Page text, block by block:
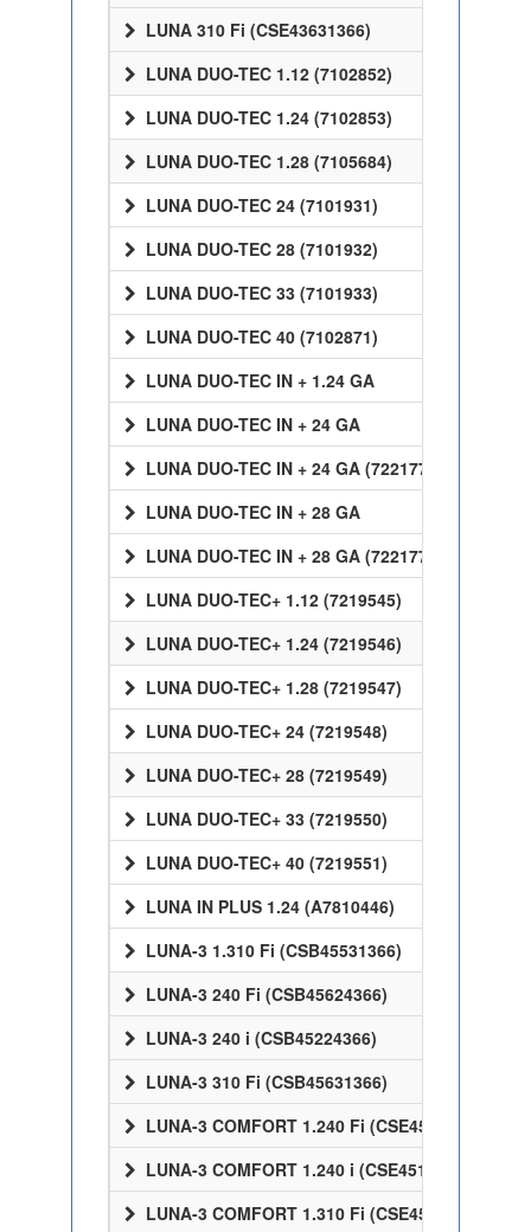
LUNA 310 Fi (CSE43631366)
LUNA DUO-TEC 1.12 (7102852)
LUNA DUO-TEC 1.24 (7102853)
LUNA DUO-TEC 1.28 (7105684)
LUNA DUO-TEC 24 (7101931)
LUNA DUO-TEC 28 (7101932)
LUNA DUO-TEC 33 (7101933)
LUNA DUO-TEC 40 (7102871)
LUNA DUO-TEC IN + 1.24 GA
LUNA DUO-TEC IN + 24 GA
LUNA DUO-TEC IN + 24 GA (7221770)
LUNA DUO-TEC IN + 28 GA
LUNA DUO-TEC IN + 28 GA (7221772)
LUNA DUO-TEC+ 1.12 (7219545)
LUNA DUO-TEC+ 1.24 (7219546)
LUNA DUO-TEC+ 1.28 (7219547)
LUNA DUO-TEC+ 24 (7219548)
LUNA DUO-TEC+ 28 (7219549)
LUNA DUO-TEC+ 33 (7219550)
LUNA DUO-TEC+ 40 (7219551)
LUNA IN PLUS 1.24 (A7810446)
LUNA-3 1.310 Fi (CSB45531366)
LUNA-3 240 Fi (CSB45624366)
LUNA-3 240 i (CSB45224366)
LUNA-3 310 Fi (CSB45631366)
LUNA-3 COMFORT 1.240 Fi (CSE45524358)
LUNA-3 COMFORT 1.240 i (CSE45124358)
LUNA-3 COMFORT 1.310 Fi (CSE45531358)